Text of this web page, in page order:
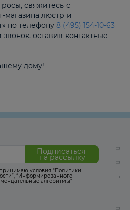
свяжитесь с
люстр и
по телефону 8 (495) 154-10-63
оставив контактные
дому!
Подписаться
на рассылку
условия “Политики
, “Информированного
алгоритмы“